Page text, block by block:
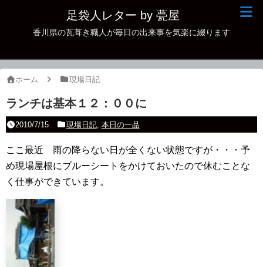
足袋人レター by 甍屋
香川県の瓦葺き職人が毎日の出来事を気楽に綴ります
ホーム 現場日記
ランチは基本１２：００に
2010/7/15 現場日記, 本日の一品
ここ最近 雨の降らない日が全くない状態ですが・・・予
め現場屋根にブルーシートをかけておいたので休むことな
く仕事ができています。
現場日記
古瓦
本日の一品